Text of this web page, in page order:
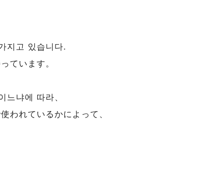
지고 있습니다.
ています。
느냐에 따라、
われているかによって、